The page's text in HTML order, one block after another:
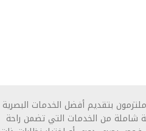
بتقديم أفضل الخدمات البصرية
شاملة من الخدمات التي تضمن راحة